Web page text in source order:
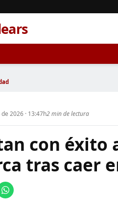
2026 · 13:47h2 min de lectura
con éxito
tras caer